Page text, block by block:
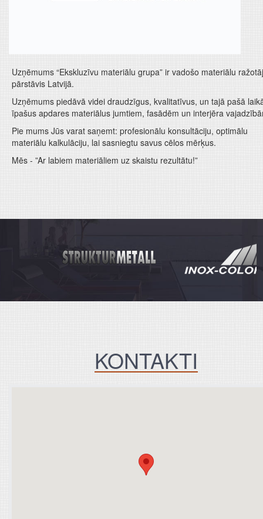
Uzņēmums “Ekskluzīvu materiālu grupa” ir vadošo materiālu
pārstāvis Latvijā.
Uzņēmums piedāvā videi draudzīgus, kvalitatīvus, un tajā pašā
īpašus apdares materiālus jumtiem, fasādēm un interjēra
Pie mums Jūs varat saņemt: profesionālu konsultāciju, optimālu
materiālu kalkulāciju, lai sasniegtu savus cēlos mērķus.
Mēs - ”Ar labiem materiāliem uz skaistu rezultātu!”
KONTAKTI